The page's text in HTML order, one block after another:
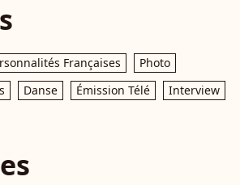
Françaises
Photo
Danse Émission Télé Interview